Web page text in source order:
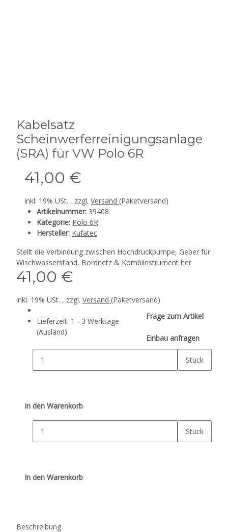
Kabelsatz
Scheinwerferreinigungsanlage
(SRA) für VW Polo 6R
41,00 €
inkl. 19% USt. , zzgl. Versand (Paketversand)
Artikelnummer: 39408
Kategorie: Polo 6R
Hersteller: Kufatec
Stellt die Verbindung zwischen Hochdruckpumpe, Geber für
Wischwasserstand, Bordnetz & Kombiinstrument her
41,00 €
inkl. 19% USt. , zzgl. Versand (Paketversand)
Lieferzeit: 1 - 3 Werktage
(Ausland)
Frage zum Artikel
Einbau anfragen
Stück
In den Warenkorb
Stück
In den Warenkorb
Beschreibung